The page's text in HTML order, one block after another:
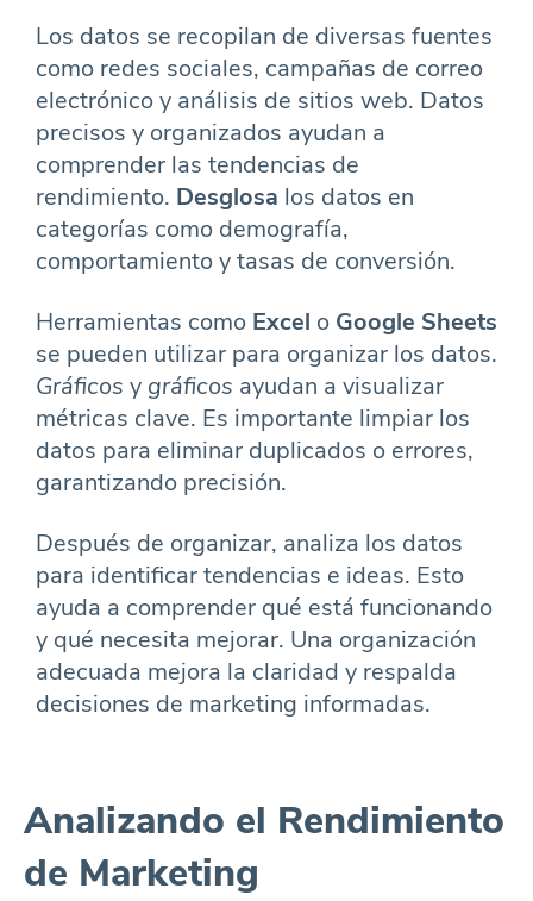
Los datos se recopilan de diversas fuentes
como redes sociales, campañas de correo
electrónico y análisis de sitios web. Datos
precisos y organizados ayudan a
comprender las tendencias de
rendimiento. Desglosa los datos en
categorías como demografía,
comportamiento y tasas de conversión.
Herramientas como Excel o Google Sheets
se pueden utilizar para organizar los datos.
Gráficos y gráficos ayudan a visualizar
métricas clave. Es importante limpiar los
datos para eliminar duplicados o errores,
garantizando precisión.
Después de organizar, analiza los datos
para identificar tendencias e ideas. Esto
ayuda a comprender qué está funcionando
y qué necesita mejorar. Una organización
adecuada mejora la claridad y respalda
decisiones de marketing informadas.
Analizando el Rendimiento
de Marketing